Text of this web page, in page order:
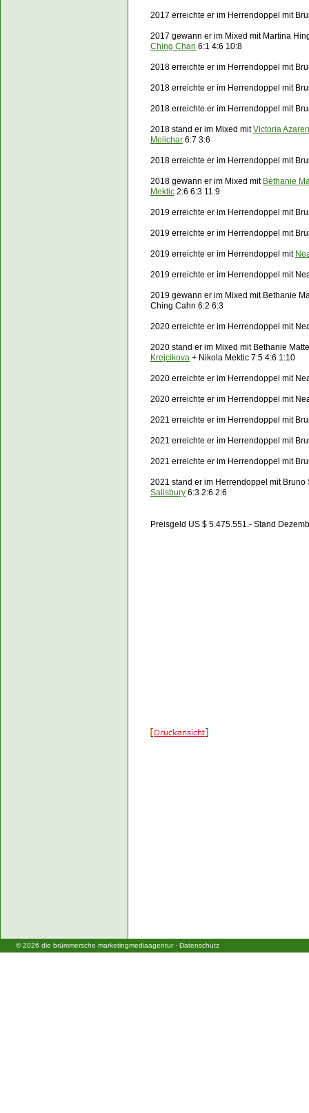
2017 erreichte er im Herrendoppel mit
2017 gewann er im Mixed mit Martina
Ching Chan 6:1 4:6 10:8
2018 erreichte er im Herrendoppel mit
2018 erreichte er im Herrendoppel mit
2018 erreichte er im Herrendoppel mit
2018 stand er im Mixed mitVictoria
Melichar 6:7 3:6
2018 erreichte er im Herrendoppel mit
2018 gewann er im Mixed mit Bethanie
Mektic 2:6 6:3 11:9
2019 erreichte er im Herrendoppel mit
2019 erreichte er im Herrendoppel mit
2019 erreichte er im Herrendoppel mit
2019 erreichte er im Herrendoppel mit
2019 gewann er im Mixed mit Bethanie
Ching Cahn 6:2 6:3
2020 erreichte er im Herrendoppel mit
2020 stand er im Mixed mit Bethanie
Krejcikova + Nikola Mektic 7:5 4:6 1:10
2020 erreichte er im Herrendoppel mit
2020 erreichte er im Herrendoppel mit
2021 erreichte er im Herrendoppel mit
2021 erreichte er im Herrendoppel mit
2021 erreichte er im Herrendoppel mit
2021 stand er im Herrendoppel mit
Salisbury 6:3 2:6 2:6
Preisgeld US $ 5.475.551.- Stand
© 2026 die brümmersche marketingmediaagentur· Datenschutz